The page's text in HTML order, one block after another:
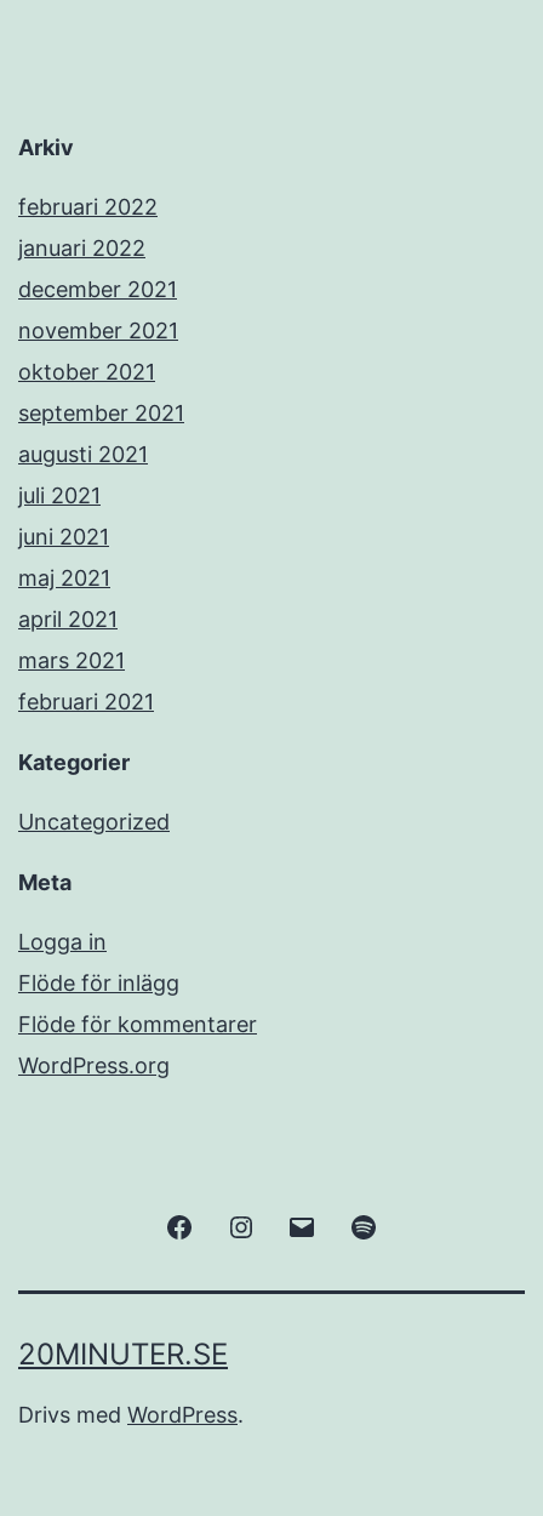
Arkiv
februari 2022
januari 2022
december 2021
november 2021
oktober 2021
september 2021
augusti 2021
juli 2021
juni 2021
maj 2021
april 2021
mars 2021
februari 2021
Kategorier
Uncategorized
Meta
Logga in
Flöde för inlägg
Flöde för kommentarer
WordPress.org
FacebookInstagram
20MINUTER.SE
Drivs med WordPress.